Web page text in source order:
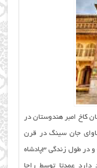
كاخ امبر هندوستان در
ساوای جان سینگ در قرن
۱۸تکمیل شد. این قلعه ۲قرنبعد از راجا مان سینگ و در طول زندگی ۳پادشاه
عمدتا توسط راجا